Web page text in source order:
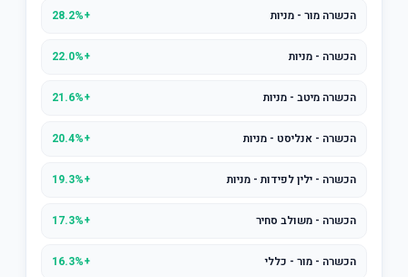
הכשרה מור - מניות +28.2%
הכשרה - מניות +22.0%
הכשרה מיטב - מניות +21.6%
הכשרה - אנליסט - מניות +20.4%
הכשרה - ילין לפידות - מניות +19.3%
הכשרה - משולב סחיר +17.3%
הכשרה - מור - כללי +16.3%